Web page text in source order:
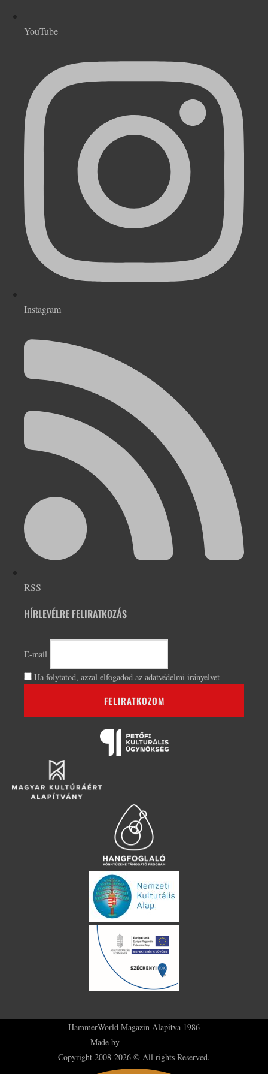
YouTube
Instagram
RSS
HÍRLEVÉLRE FELIRATKOZÁS
E-mail
Ha folytatod, azzal elfogadod az adatvédelmi irányelvet
HammerWorld Magazin Alapítva 1986
Made by
Copyright 2008-2026 © All rights Reserved.